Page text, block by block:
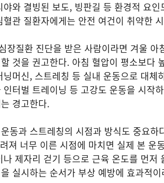
와 결빙된 보도, 빙판길 등 환경적 요
관 질환자에게는 안전 여건이 취약한
장질환 진단을 받은 사람이라면 겨울 아
것을 권고한다. 아침 혈압이 평소보다
머신, 스트레칭 등 실내 운동으로 대체
터벌 트레이닝 등 고강도 운동을 시작
경고한다.
동과 스트레칭의 시점과 방식도 중요하
져 너무 이른 시점에 마치면 실제 본 운
제자리 걷기 등으로 근육 온도를 먼저
실시하는 순서가 부상 예방에 효과적